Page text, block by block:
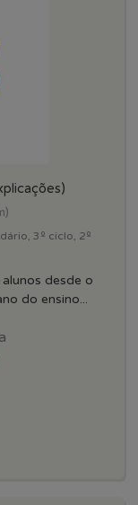
3º ciclo, 2º
desde o
do ensino...